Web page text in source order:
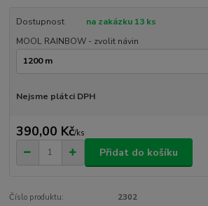
Dostupnost
na zakázku 13 ks
MOOL RAINBOW - zvolit návin
Nejsme plátci DPH
390,00 Kč/ks
Přidat do košíku
Číslo produktu: 2302